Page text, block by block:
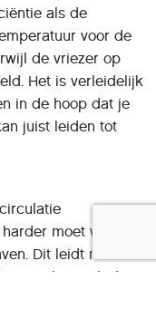
als de
voor de
de vriezer op
Het is verleidelijk
in de hoop dat je
juist leiden tot
moet werken
Dit leidt niet
maar kan ook de